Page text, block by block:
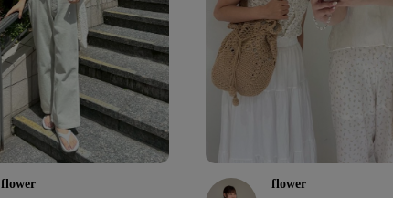
flower flower